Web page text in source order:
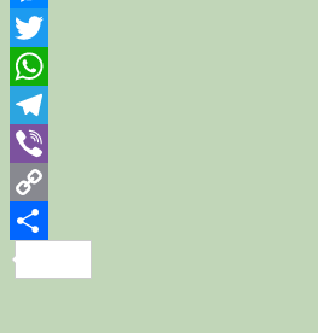
Messenger
Twitter
WhatsApp
Telegram
Viber
Copy
Link